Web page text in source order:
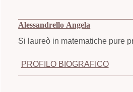
Alessandrello Angela
Si laureò in matematiche pure
PROFILO BIOGRAFICO